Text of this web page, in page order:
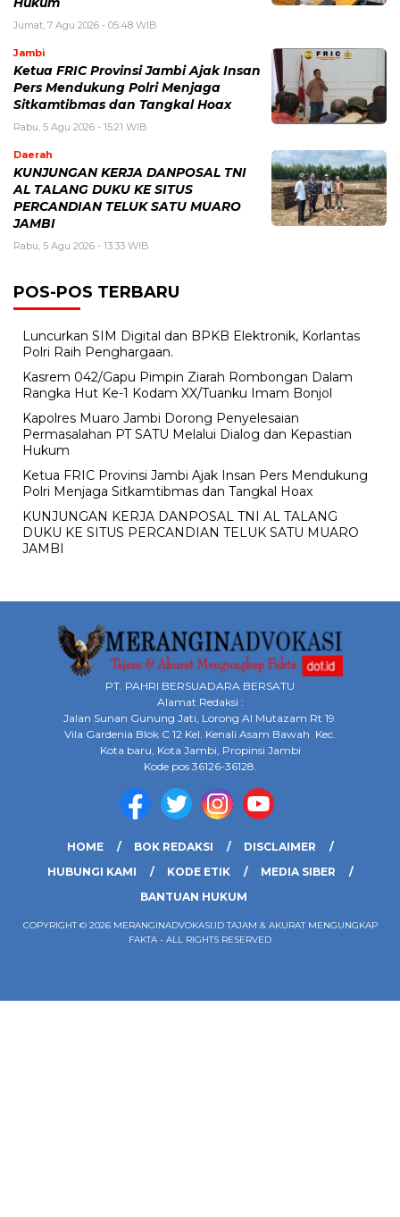
Jumat, 7 Agu 2026 - 05:48 WIB
Jambi
Ketua FRIC Provinsi Jambi Ajak Insan
Pers Mendukung Polri Menjaga
Sitkamtibmas dan Tangkal Hoax
Rabu, 5 Agu 2026 - 15:21 WIB
Daerah
KUNJUNGAN KERJA DANPOSAL TNI
AL TALANG DUKU KE SITUS
PERCANDIAN TELUK SATU MUARO
JAMBI
Rabu, 5 Agu 2026 - 13:33 WIB
POS-POS TERBARU
Luncurkan SIM Digital dan BPKB Elektronik, Korlantas
Polri Raih Penghargaan.
Kasrem 042/Gapu Pimpin Ziarah Rombongan Dalam
Rangka Hut Ke-1 Kodam XX/Tuanku Imam Bonjol
Kapolres Muaro Jambi Dorong Penyelesaian
Permasalahan PT SATU Melalui Dialog dan Kepastian
Hukum
Ketua FRIC Provinsi Jambi Ajak Insan Pers Mendukung
Polri Menjaga Sitkamtibmas dan Tangkal Hoax
KUNJUNGAN KERJA DANPOSAL TNI AL TALANG
DUKU KE SITUS PERCANDIAN TELUK SATU MUARO
JAMBI
PT. PAHRI BERSUADARA BERSATU
Alamat Redaksi :
Jalan Sunan Gunung Jati, Lorong Al Mutazam Rt 19
Vila Gardenia Blok C 12 Kel. Kenali Asam Bawah Kec.
Kota baru, Kota Jambi, Propinsi Jambi
Kode pos 36126-36128.
HOME BOK REDAKSI
DISCLAIMER
HUBUNGI KAMI
KODE ETIK
MEDIA SIBER
BANTUAN HUKUM
COPYRIGHT © 2026 MERANGINADVOKASI.ID TAJAM & AKURAT MENGUNGKAP
FAKTA - ALL RIGHTS RESERVED